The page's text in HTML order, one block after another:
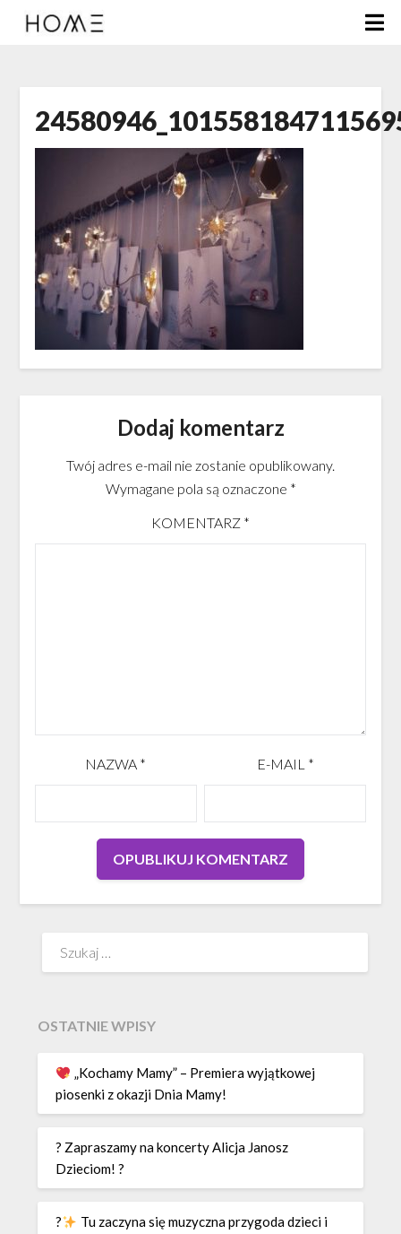
Dodaj komentarz
Twój adres e-mail nie zostanie opublikowany.
Wymagane pola są oznaczone *
KOMENTARZ *
NAZWA * E-MAIL *
OSTATNIE WPISY
„Kochamy Mamy” – Premiera wyjątkowej
piosenki z okazji Dnia Mamy!
? Zapraszamy na koncerty Alicja Janosz
Dzieciom! ?
?
Tu zaczyna się muzyczna przygoda dzieci i